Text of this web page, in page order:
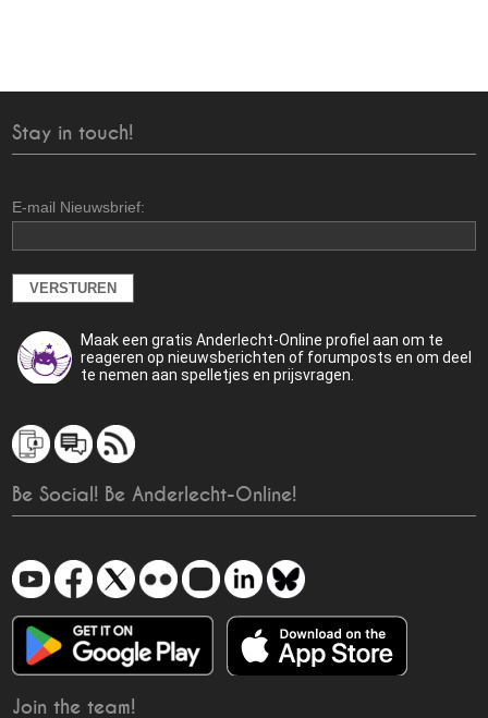
Stay in touch!
E-mail Nieuwsbrief:
Maak een gratis Anderlecht-Online profiel aan om te
reageren op nieuwsberichten of forumposts en om deel
te nemen aan spelletjes en prijsvragen.
Be Social! Be Anderlecht-Online!
Join the team!